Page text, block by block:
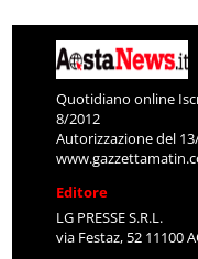
Quotidiano online
8/2012
Autorizzazione del
Editore
LG PRESSE S.R.L.
via Festaz, 52 11100